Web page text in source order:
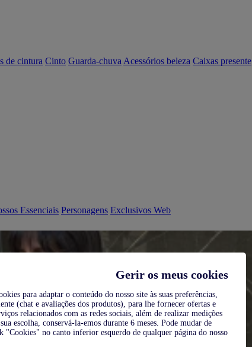
Gerir os meus cookies
para adaptar o conteúdo do nosso site às suas preferências,
(chat e avaliações dos produtos), para lhe fornecer ofertas e
relacionados com as redes sociais, além de realizar medições
escolha, conservá-la-emos durante 6 meses. Pode mudar de
no canto inferior esquerdo de qualquer página do nosso
de cintura Cinto Guarda-chuva Acessórios beleza Caixas presente
Essenciais Personagens Exclusivos Web